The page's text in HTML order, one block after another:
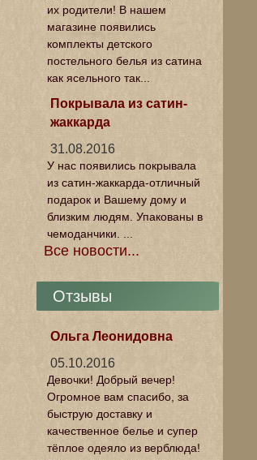
их родители! В нашем
магазине появились
комплекты детского
постельного белья из сатина
как ясельного так...
Покрывала из сатин-
жаккарда
31.08.2016
У нас появились покрывала
из сатин-жаккарда-отличный
подарок и Вашему дому и
близким людям. Упакованы в
чемоданчики. ...
Все новости...
Отзывы
Ольга Леонидовна
05.10.2016
Девочки! Добрый вечер!
Огромное вам спасибо, за
быструю доставку и
качественное белье и супер
тёплое одеяло из верблюда!